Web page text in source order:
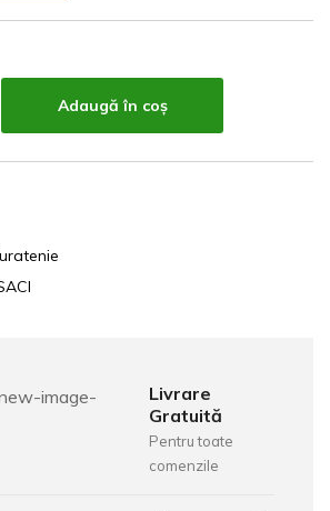
Adaugă în coș
Livrare
Gratuită
Pentru toate
comenzile